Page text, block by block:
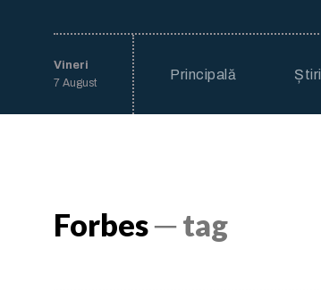
Vineri
7 August
Principală Știri
Forbes─ tag